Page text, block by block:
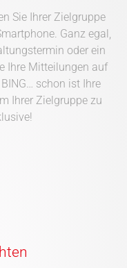
Sie Ihrer Zielgruppe
Ganz egal,
oder ein
Ihre Mitteilungen auf
schon ist Ihre
Ihrer Zielgruppe zu